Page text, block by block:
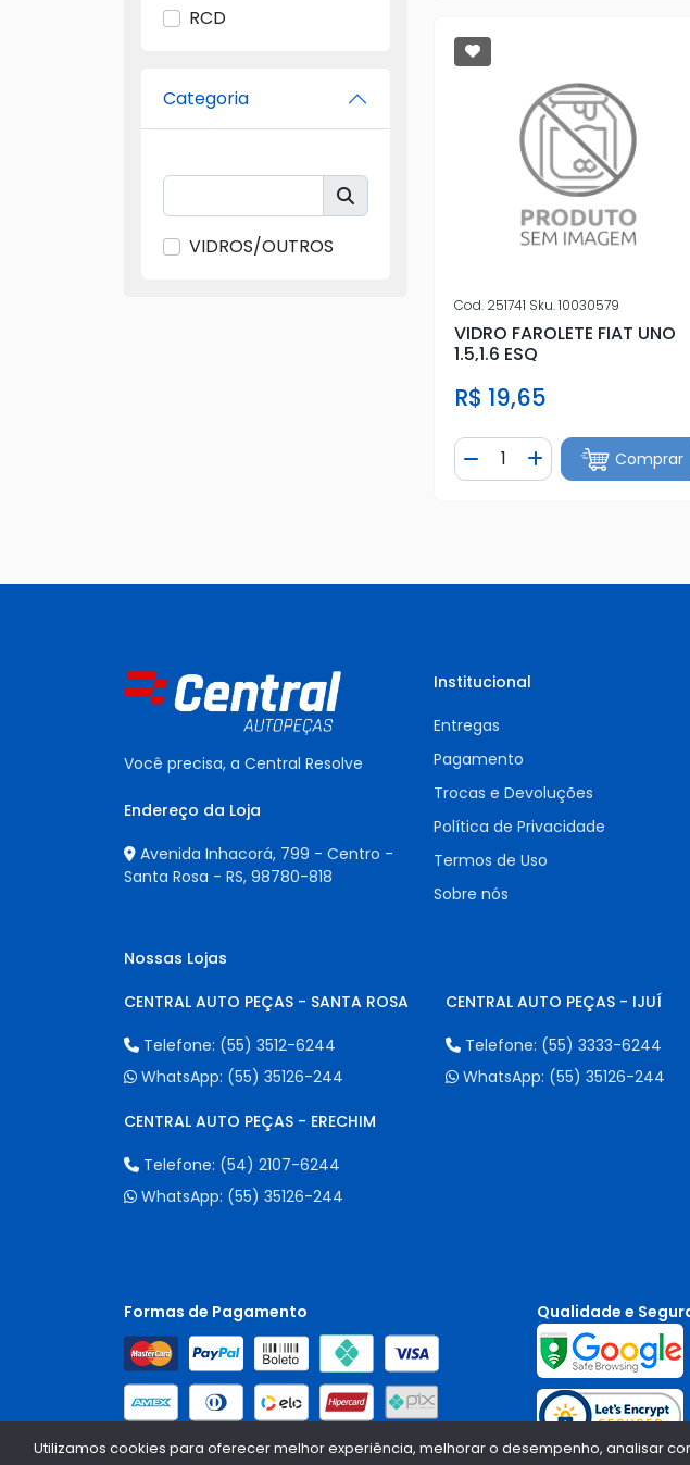
RCD
Categoria
VIDROS/OUTROS
Cod. 251741 Sku.10030579
VIDRO FAROLETE FIAT UNO
1.5,1.6 ESQ
R$ 19,65
Diminuir Quantidade
Quantidade
Adicionar Comprar
Você precisa, a Central Resolve
Endereço da Loja
Avenida Inhacorá, 799 - Centro -
Santa Rosa - RS, 98780-818
Institucional
Entregas
Pagamento
Trocas e Devoluções
Política de Privacidade
Termos de Uso
Sobre nós
Nossas Lojas
CENTRAL AUTO PEÇAS - SANTA ROSA
Telefone: (55) 3512-6244
WhatsApp: (55) 35126-244
CENTRAL AUTO PEÇAS - IJUÍ
Telefone: (55) 3333-6244
WhatsApp: (55) 35126-244
CENTRAL AUTO PEÇAS - ERECHIM
Telefone: (54) 2107-6244
WhatsApp: (55) 35126-244
Formas de Pagamento Qualidade e
Utilizamos cookies para oferecer melhor experiência, melhorar o desempenho, analisar